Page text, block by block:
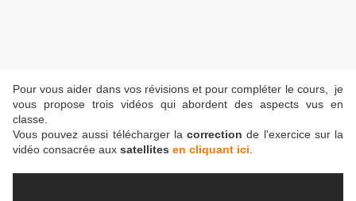
Pour vous aider dans vos révisions et pour compléter le cours, je
vous propose trois vidéos qui abordent des aspects vus en
classe.
Vous pouvez aussi télécharger lacorrection de l'exercice sur la
vidéo consacrée aux satellites en cliquant ici